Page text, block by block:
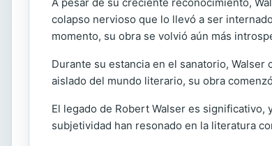
colapso nervioso que lo llevó a ser
momento, su obra se volvió aún más
Durante su estancia en el sanatorio,
aislado del mundo literario, su obra
El legado de Robert Walser es
subjetividad han resonado en la literatura